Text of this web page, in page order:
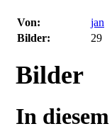
Von:
jan
Bilder:
29
Bilder
In